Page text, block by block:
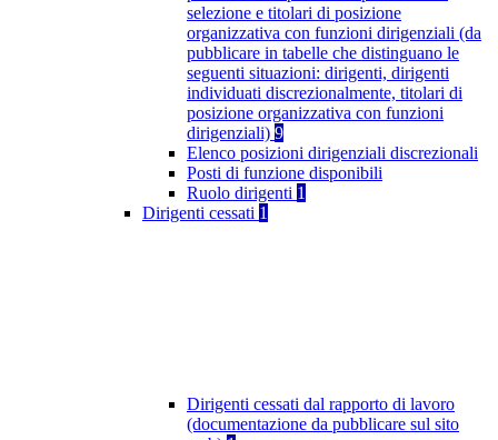
selezione e titolari di posizione
organizzativa con funzioni dirigenziali (da
pubblicare in tabelle che distinguano le
seguenti situazioni: dirigenti, dirigenti
individuati discrezionalmente, titolari di
posizione organizzativa con funzioni
dirigenziali) 9
Elenco posizioni dirigenziali discrezionali
Posti di funzione disponibili
Ruolo dirigenti 1
Dirigenti cessati 1
Dirigenti cessati dal rapporto di lavoro
(documentazione da pubblicare sul sito